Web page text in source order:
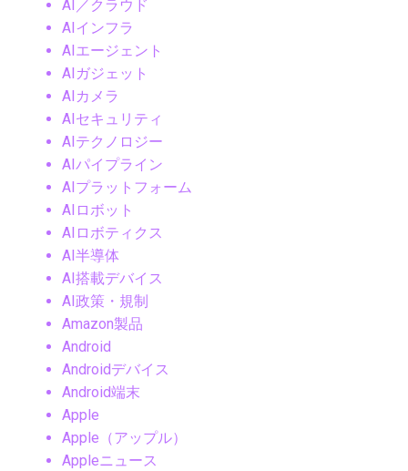
AI／クラウド
AIインフラ
AIエージェント
AIガジェット
AIカメラ
AIセキュリティ
AIテクノロジー
AIパイプライン
AIプラットフォーム
AIロボット
AIロボティクス
AI半導体
AI搭載デバイス
AI政策・規制
Amazon製品
Android
Androidデバイス
Android端末
Apple
Apple（アップル）
Appleニュース